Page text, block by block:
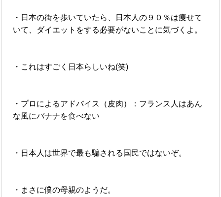
・日本の街を歩いていたら、日本人の９０％は痩せて
いて、ダイエットをする必要がないことに気づくよ。
・これはすごく日本らしいね(笑)
・プロによるアドバイス（皮肉）：フランス人はあん
な風にバナナを食べない
・日本人は世界で最も騙される国民ではないぞ。
・まさに僕の母親のようだ。